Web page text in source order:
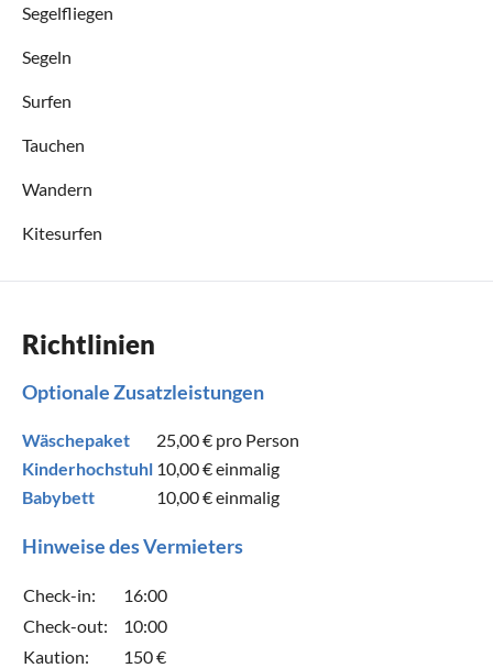
Segelfliegen
Segeln
Surfen
Tauchen
Wandern
Kitesurfen
Richtlinien
Optionale Zusatzleistungen
Wäschepaket 25,00 € pro Person
Kinderhochstuhl 10,00 €einmalig
Babybett
10,00 €einmalig
Hinweise des Vermieters
Check-in:
16:00
Check-out:
10:00
Kaution:
150 €